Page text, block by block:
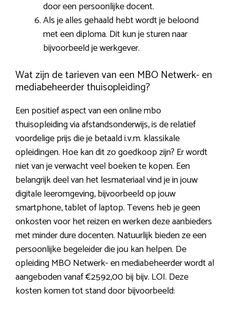
door een persoonlijke docent.
Als je alles gehaald hebt wordt je beloond
met een diploma. Dit kun je sturen naar
bijvoorbeeld je werkgever.
Wat zijn de tarieven van een MBO Netwerk- en
mediabeheerder thuisopleiding?
Een positief aspect van een online mbo
thuisopleiding via afstandsonderwijs, is de relatief
voordelige prijs die je betaald i.v.m. klassikale
opleidingen. Hoe kan dit zo goedkoop zijn? Er wordt
niet van je verwacht veel boeken te kopen. Een
belangrijk deel van het lesmateriaal vind je in jouw
digitale leeromgeving, bijvoorbeeld op jouw
smartphone, tablet of laptop. Tevens heb je geen
onkosten voor het reizen en werken deze aanbieders
met minder dure docenten. Natuurlijk bieden ze een
persoonlijke begeleider die jou kan helpen. De
opleiding MBO Netwerk- en mediabeheerder wordt al
aangeboden vanaf €2592,00 bij bijv. LOI. Deze
kosten komen tot stand door bijvoorbeeld: